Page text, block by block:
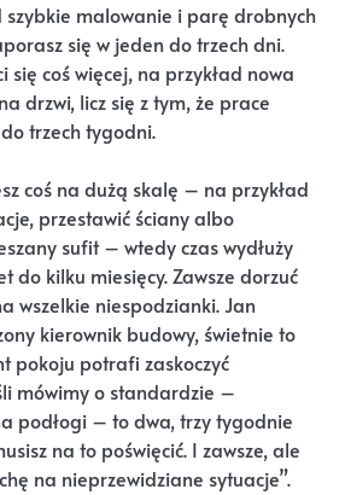
szybkie malowanie i parę drobnych
się w jeden do trzech dni.
się coś więcej, na przykład nowa
drzwi, licz się z tym, że prace
trzech tygodni.
coś na dużą skalę – na przykład
przestawić ściany albo
sufit – wtedy czas wydłuży
do kilku miesięcy. Zawsze dorzuć
wszelkie niespodzianki. Jan
kierownik budowy, świetnie to
pokoju potrafi zaskoczyć
mówimy o standardzie –
podłogi – to dwa, trzy tygodnie
na to poświęcić. I zawsze, ale
na nieprzewidziane sytuacje”.